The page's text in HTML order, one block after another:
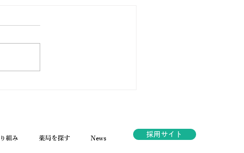
組み 薬局を探す News
採用サイト